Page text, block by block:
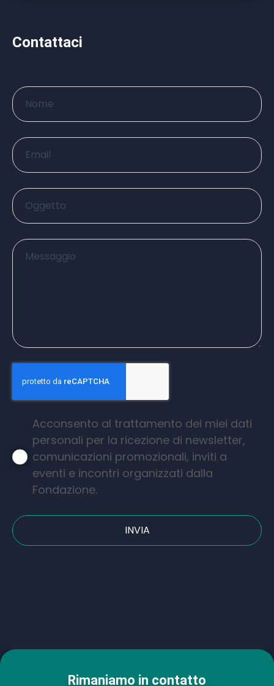
Contattaci
Acconsento al trattamento dei miei dati
personali per la ricezione di newsletter,
comunicazioni promozionali, inviti a
eventi e incontri organizzati dalla
Fondazione.
INVIA
Rimaniamo in contatto